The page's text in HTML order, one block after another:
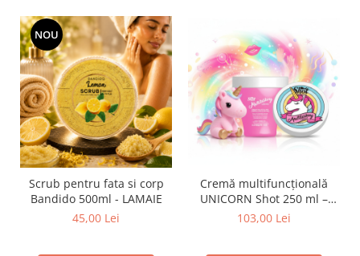
NOU
Scrub pentru fata si corp
Bandido 500ml - LAMAIE
45,00 Lei
Cremă multifuncțională
UNICORN Shot 250 ml –
hidratare corp, față, mâini,
103,00 Lei